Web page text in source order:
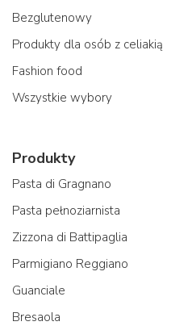
Bezglutenowy
Produkty dla osób z celiakią
Fashion food
Wszystkie wybory
Produkty
Pasta di Gragnano
Pasta pełnoziarnista
Zizzona di Battipaglia
Parmigiano Reggiano
Guanciale
Bresaola